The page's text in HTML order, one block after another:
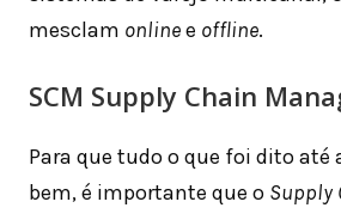
mesclam onlinee offline.
SCM Supply Chain
Para que tudo o que foi dito
bem, é importante que o Supply